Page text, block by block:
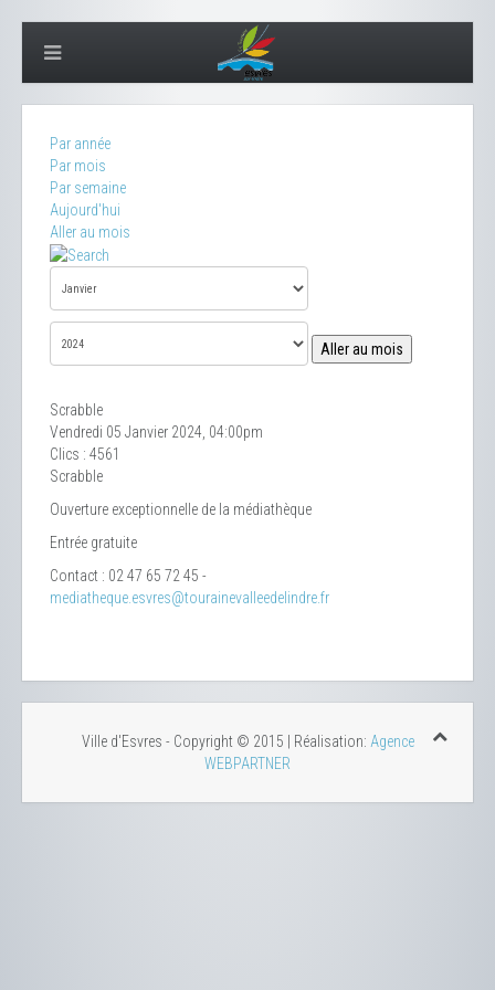
Par année
Par mois
Par semaine
Aujourd'hui
Aller au mois
Aller au mois
Scrabble
Vendredi 05 Janvier 2024, 04:00pm
Clics : 4561
Scrabble
Ouverture exceptionnelle de la médiathèque
Entrée gratuite
Contact : 02 47 65 72 45 -
mediatheque.esvres@tourainevalleedelindre.fr
Ville d'Esvres - Copyright © 2015 | Réalisation: Agence
WEBPARTNER